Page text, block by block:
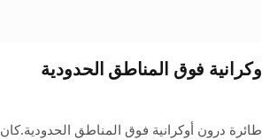
أعلنت وزارة الدفاع الروسية إسقاط 39 طائرة درون أوكرانية فوق المناطق الحدودية.كان